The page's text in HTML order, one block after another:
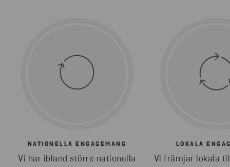
NATIONELLA ENGAGEMANG
Vi har ibland större nationella
LOKALA
Vi främjar lokala